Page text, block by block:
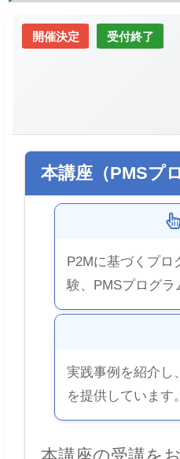
開催決定 受付終了
本講座（PMSプ
P2Mに基づくプ
験、PMSプログラ
実践事例を紹介し
を提供しています。